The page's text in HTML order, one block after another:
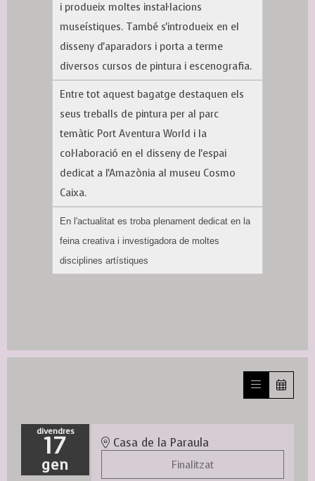
i produeix moltes instal·lacions
museístiques. També s'introdueix en el
disseny d'aparadors i porta a terme
diversos cursos de pintura i escenografia.
Entre tot aquest bagatge destaquen els
seus treballs de pintura per al parc
temàtic Port Aventura World i la
col·laboració en el disseny de l'espai
dedicat a l'Amazònia al museu Cosmo
Caixa.
En l'actualitat es troba plenament dedicat en la
feina creativa i investigadora de moltes
disciplines artístiques
divendres
17
gen
Casa de la Paraula
Finalitzat